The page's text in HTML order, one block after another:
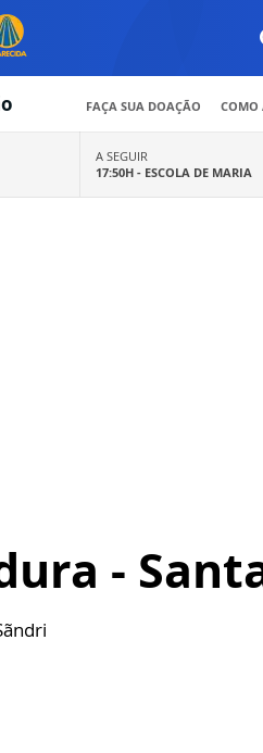
FAÇA SUA DOAÇÃO COMO
A SEGUIR
17:50H - ESCOLA DE MARIA
-